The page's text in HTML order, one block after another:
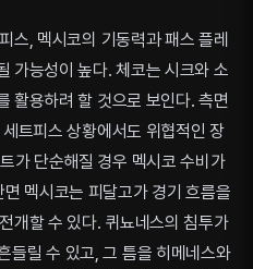
스, 멕시코의 기동력과 패스 플레
가능성이 높다. 체코는 시크와 소
활용하려 할 것으로 보인다. 측면
트피스 상황에서도 위협적인 장
가 단순해질 경우 멕시코 수비가
멕시코는 피달고가 경기 흐름을
개할 수 있다. 퀴뇨네스의 침투가
들릴 수 있고, 그 틈을 히메네스와